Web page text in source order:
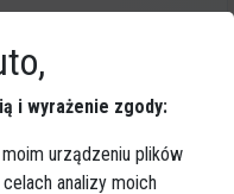
w Google News.
News
i wyrażenie zgody:
urządzeniu plików
analizy moich